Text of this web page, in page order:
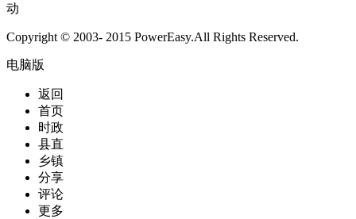
动
Copyright © 2003- 2015 PowerEasy.All Rights Reserved.
电脑版
返回
首页
时政
县直
乡镇
分享
评论
更多